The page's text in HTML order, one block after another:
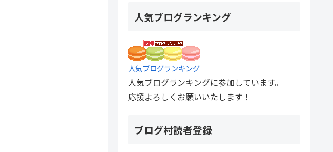
人気ブログランキング
人気ブログランキング
人気ブログランキングに参加しています。
応援よろしくお願いいたします！
ブログ村読者登録